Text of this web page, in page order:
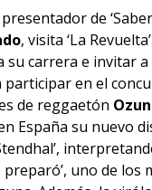
de
, visita ‘La
su carrera e invitar a
en el
de reggaetón
España su nuevo
preparó’, uno de los